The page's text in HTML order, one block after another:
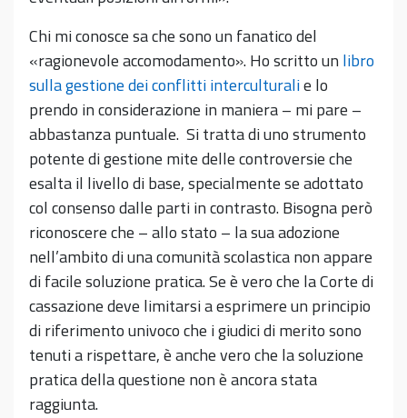
Chi mi conosce sa che sono un fanatico del
«ragionevole accomodamento». Ho scritto un libro
sulla gestione dei conflitti interculturalie lo
prendo in considerazione in maniera – mi pare –
abbastanza puntuale. Si tratta di uno strumento
potente di gestione mite delle controversie che
esalta il livello di base, specialmente se adottato
col consenso dalle parti in contrasto. Bisogna però
riconoscere che – allo stato – la sua adozione
nell’ambito di una comunità scolastica non appare
di facile soluzione pratica. Se è vero che la Corte di
cassazione deve limitarsi a esprimere un principio
di riferimento univoco che i giudici di merito sono
tenuti a rispettare, è anche vero che la soluzione
pratica della questione non è ancora stata
raggiunta.